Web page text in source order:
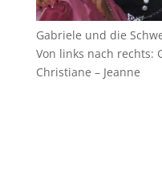
Gabriele und die
Von links nach rechts:
Christiane – Jeanne